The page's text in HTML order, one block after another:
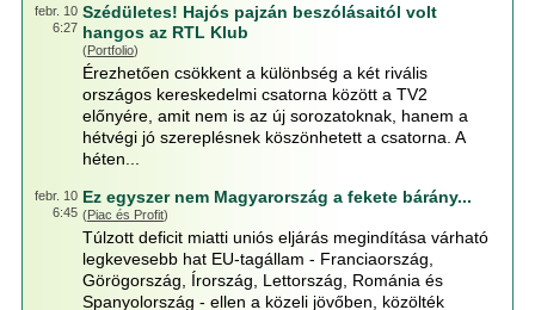
febr. 10
6:27
Szédületes! Hajós pajzán beszólásaitól volt
hangos az RTL Klub
(Portfolio)
Érezhetően csökkent a különbség a két rivális
országos kereskedelmi csatorna között a TV2
előnyére, amit nem is az új sorozatoknak, hanem a
hétvégi jó szereplésnek köszönhetett a csatorna. A
héten...
febr. 10
6:45
Ez egyszer nem Magyarország a fekete bárány...
(Piac és Profit)
Túlzott deficit miatti uniós eljárás megindítása várható
legkevesebb hat EU-tagállam - Franciaország,
Görögország, Írország, Lettország, Románia és
Spanyolország - ellen a közeli jövőben, közölték